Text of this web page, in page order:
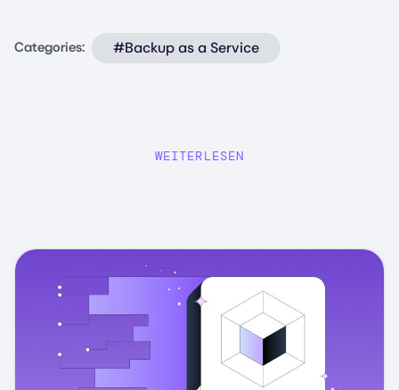
Categories: #Backup as a Service
WEITERLESEN